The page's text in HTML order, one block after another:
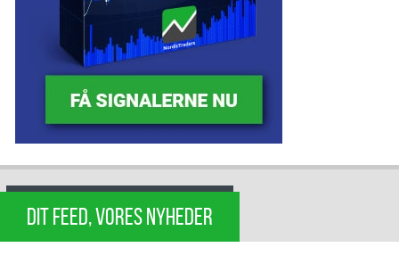
DIT FEED, VORES NYHEDER